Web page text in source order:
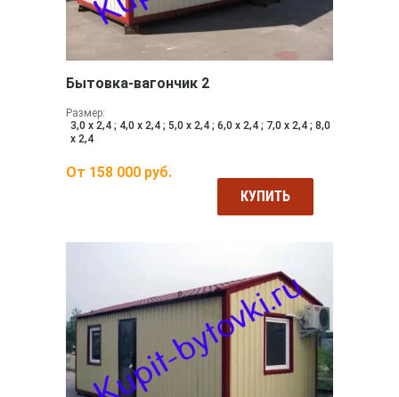
Бытовка-вагончик 2
Размер:
3,0 х 2,4 ; 4,0 х 2,4 ; 5,0 х 2,4 ; 6,0 х 2,4 ; 7,0 х 2,4 ; 8,0
х 2,4
От 158 000 руб.
КУПИТЬ